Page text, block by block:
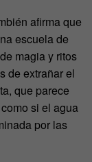
afirma que
escuela de
magia y ritos
de extrañar el
que parece
si el agua
por las